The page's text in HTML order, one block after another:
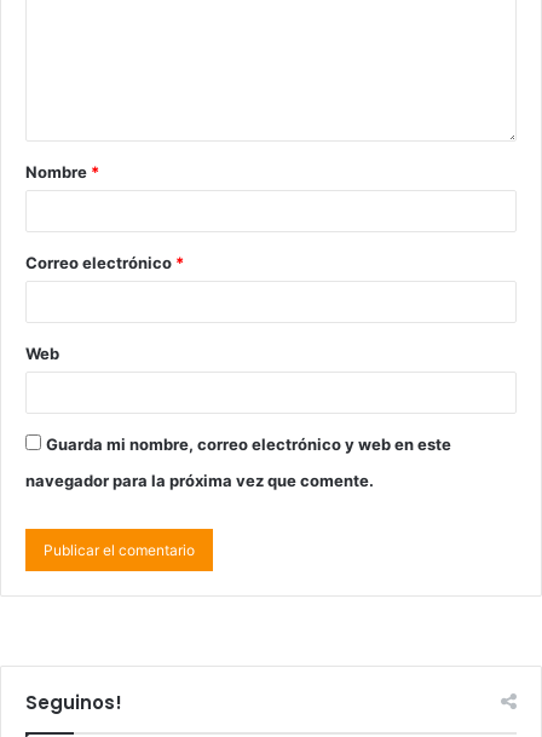
Nombre *
Correo electrónico *
Web
Guarda mi nombre, correo electrónico y web en este
navegador para la próxima vez que comente.
Seguinos!